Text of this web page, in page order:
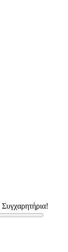
Συγχαρητήρια!